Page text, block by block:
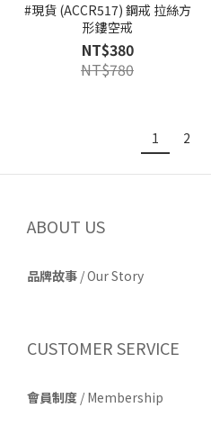
#現貨 (ACCR517) 鋼戒 拉絲方
形鏤空戒
NT$380
NT$780
1 2
ABOUT US
品牌故事 /Our Story
CUSTOMER SERVICE
會員制度 / Membership